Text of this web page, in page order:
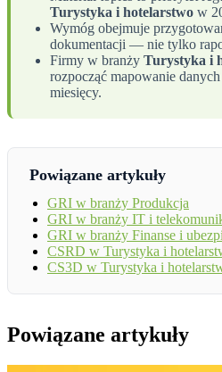
Turystyka i hotelarstwo w
Wymóg obejmuje
dokumentacji — nie tylko
Firmy w branży Turystyka i
rozpocząć mapowanie
miesięcy.
Powiązane artykuły
GRI w branży Produkcja
GRI w branży IT i
GRI w branży Finanse i
CSRD w Turystyka i
CS3D w Turystyka i
Powiązane artykuły